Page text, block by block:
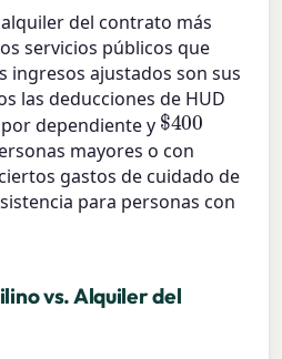
del contrato más
servicios públicos que
ingresos ajustados son sus
las deducciones de HUD
por dependiente y $400
mayores o con
gastos de cuidado de
para personas con
vs. Alquiler del